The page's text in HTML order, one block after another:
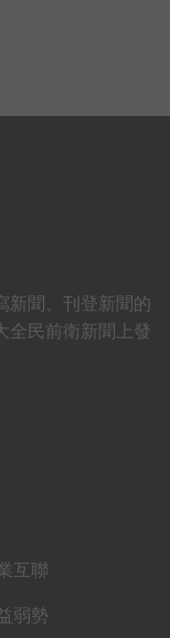
新聞、刊登新聞的
全民前衛新聞上發
互聯
弱勢